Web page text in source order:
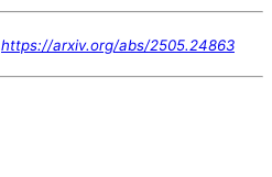
https://arxiv.org/abs/2505.24863